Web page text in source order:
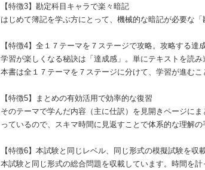
【特徴3】勘定科目キャラで楽々暗記
はじめて簿記を学ぶ方にとって、機械的な暗記が必要な
【特徴4】全１７テーマを７ステージで攻略。攻略する達
学習が楽しくなる秘訣は「達成感」。単にテキストを読み
本書は全１７テーマを７ステージに分けて、学習が進む
【特徴5】まとめの有効活用で効率的な復習
そのテーマで学んだ内容（主に仕訳）を見開きページに
っているので、スキマ時間に見返すことで体系的な理解の
【特徴6】本試験と同じレベル、同じ形式の模擬試験を収
本試験と同じ形式の総合問題を収載しています。時間を